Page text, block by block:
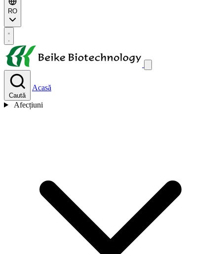
RO
Caută
Acasă
Afecțiuni